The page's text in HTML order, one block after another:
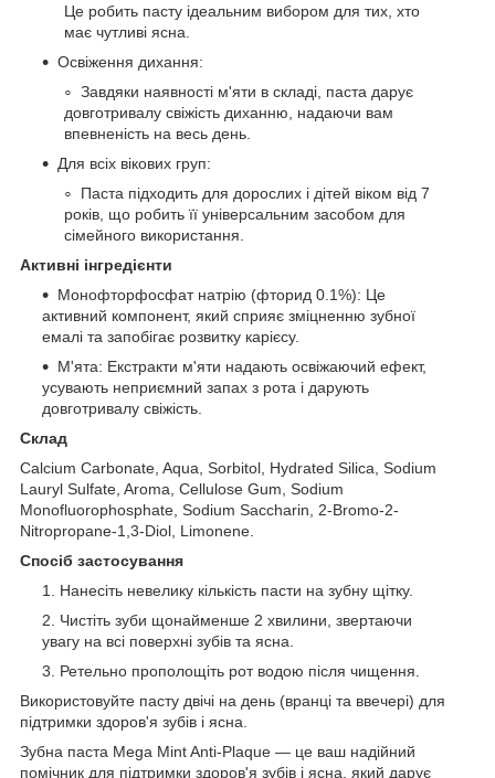
Це робить пасту ідеальним вибором для тих, хто
має чутливі ясна.
Освіження дихання:
Завдяки наявності м'яти в складі, паста дарує
довготривалу свіжість диханню, надаючи вам
впевненість на весь день.
Для всіх вікових груп:
Паста підходить для дорослих і дітей віком від 7
років, що робить її універсальним засобом для
сімейного використання.
Активні інгредієнти
Монофторфосфат натрію (фторид 0.1%): Це
активний компонент, який сприяє зміцненню зубної
емалі та запобігає розвитку карієсу.
М'ята: Екстракти м'яти надають освіжаючий ефект,
усувають неприємний запах з рота і дарують
довготривалу свіжість.
Склад
Calcium Carbonate, Aqua, Sorbitol, Hydrated Silica, Sodium
Lauryl Sulfate, Aroma, Cellulose Gum, Sodium
Monofluorophosphate, Sodium Saccharin, 2-Bromo-2-
Nitropropane-1,3-Diol, Limonene.
Спосіб застосування
Нанесіть невелику кількість пасти на зубну щітку.
Чистіть зуби щонайменше 2 хвилини, звертаючи
увагу на всі поверхні зубів та ясна.
Ретельно прополощіть рот водою після чищення.
Використовуйте пасту двічі на день (вранці та ввечері) для
підтримки здоров'я зубів і ясна.
Зубна паста Mega Mint Anti-Plaque — це ваш надійний
помічник для підтримки здоров'я зубів і ясна, який дарує